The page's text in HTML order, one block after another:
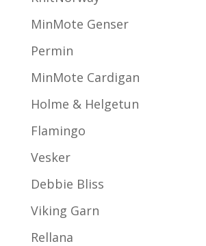
MinMote Genser
Permin
MinMote Cardigan
Holme & Helgetun
Flamingo
Vesker
Debbie Bliss
Viking Garn
Rellana